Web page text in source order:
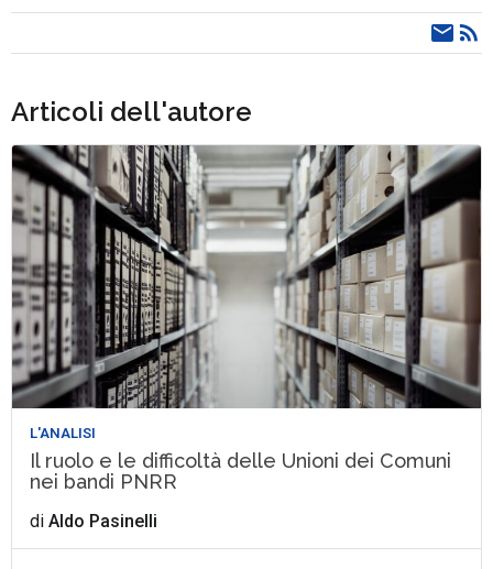
Articoli dell'autore
L'ANALISI
Il ruolo e le difficoltà delle Unioni dei Comuni
nei bandi PNRR
diAldo Pasinelli